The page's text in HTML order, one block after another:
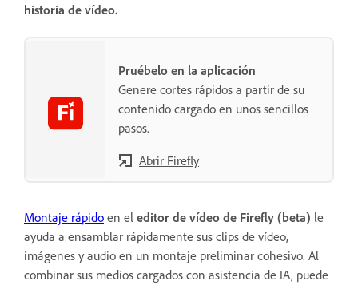
historia de vídeo.
Pruébelo en la aplicación
Genere cortes rápidos a partir de su
contenido cargado en unos sencillos
pasos.
Abrir Firefly
Montaje rápido en el editor de vídeo de Firefly (beta) le
ayuda a ensamblar rápidamente sus clips de vídeo,
imágenes y audio en un montaje preliminar cohesivo. Al
combinar sus medios cargados con asistencia de IA, puede